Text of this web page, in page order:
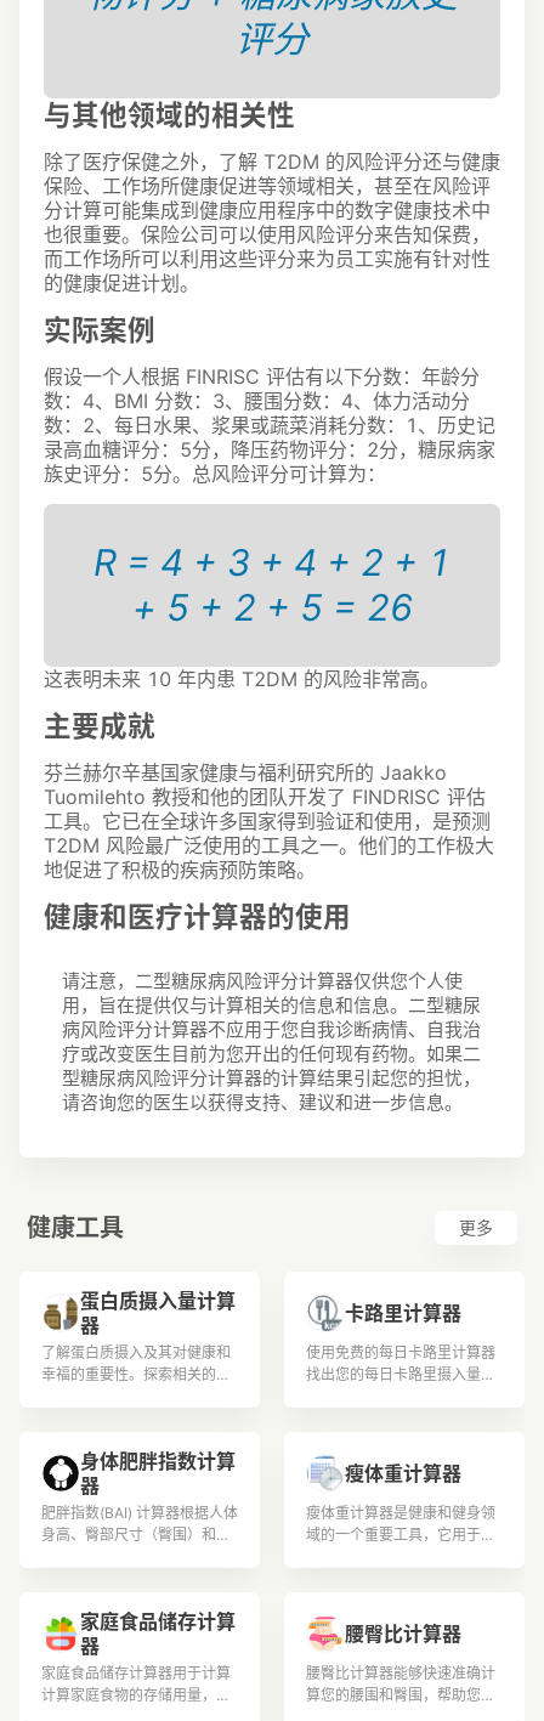
评分
与其他领域的相关性
除了医疗保健之外，了解 T2DM 的风险评分还与健康
保险、工作场所健康促进等领域相关，甚至在风险评
分计算可能集成到健康应用程序中的数字健康技术中
也很重要。 保险公司可以使用风险评分来告知保费，
而工作场所可以利用这些评分来为员工实施有针对性
的健康促进计划。
实际案例
假设一个人根据 FINRISC 评估有以下分数：年龄分
数：4、BMI 分数：3、腰围分数：4、体力活动分
数：2、每日水果、浆果或蔬菜消耗分数：1、历史记
录高血糖评分：5分，降压药物评分：2分，糖尿病家
族史评分：5分。总风险评分可计算为：
R = 4 + 3 + 4 + 2 + 1
+ 5 + 2 + 5 = 26
这表明未来 10 年内患 T2DM 的风险非常高。
主要成就
芬兰赫尔辛基国家健康与福利研究所的 Jaakko
Tuomilehto 教授和他的团队开发了 FINDRISC 评估
工具。 它已在全球许多国家得到验证和使用，是预测
T2DM 风险最广泛使用的工具之一。 他们的工作极大
地促进了积极的疾病预防策略。
健康和医疗计算器的使用
请注意，二型糖尿病风险评分计算器仅供您个人使
用，旨在提供仅与计算相关的信息和信息。 二型糖尿
病风险评分计算器不应用于您自我诊断病情、自我治
疗或改变医生目前为您开出的任何现有药物。 如果二
型糖尿病风险评分计算器的计算结果引起您的担忧，
请咨询您的医生以获得支持、建议和进一步信息。
健康工具 更多
蛋白质摄入量计算
器
了解蛋白质摄入及其对健康和
幸福的重要性。探索相关的计
深入了解其益处和来源
卡路里计算器
使用免费的每日卡路里计算器
找出您的每日卡路里摄入量。
身体肥胖指数计算
器
肥胖指数(BAI) 计算器根据人体
身高、臀部尺寸（臀围）和年
瘦体重计算器
瘦体重计算器是健康和健身领
域的一个重要工具，它用于保
家庭食品储存计算
器
家庭食品储存计算器用于计算
计算家庭食物的存储用量，包
腰臀比计算器
腰臀比计算器能够快速准确计
算您的腰围和臀围，帮助您判